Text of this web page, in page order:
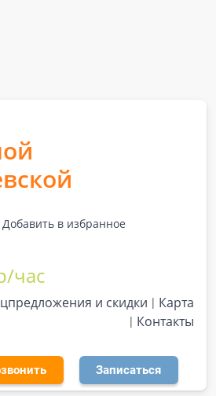
Добавить в избранное
час
и скидки
Карта
Контакты
Записаться